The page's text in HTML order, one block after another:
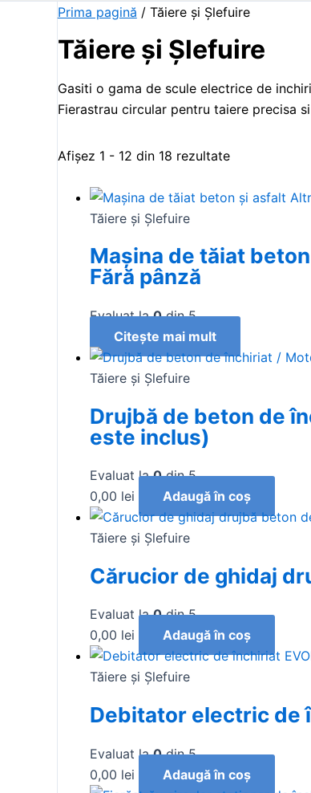
Prima pagină / Tăiere și Şlefuire
Tăiere și Şlefuire
Gasiti o gama de scule electrice de
Fierastrau circular pentru taiere precisa
Afișez 1 - 12 din 18 rezultate
Tăiere și Şlefuire
Maşina de tăiat
Fără pânză
Evaluat la0din 5
Citește mai mult
Tăiere și Şlefuire
Drujbă de beton de
este inclus)
Evaluat la0din 5
0,00 lei Adaugă în coș
Tăiere și Şlefuire
Cărucior de ghidaj
Evaluat la0din 5
0,00 lei Adaugă în coș
Tăiere și Şlefuire
Debitator electric de
Evaluat la0din 5
0,00 lei Adaugă în coș